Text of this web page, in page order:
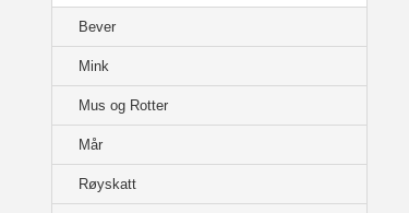
Bever
Mink
Mus og Rotter
Mår
Røyskatt